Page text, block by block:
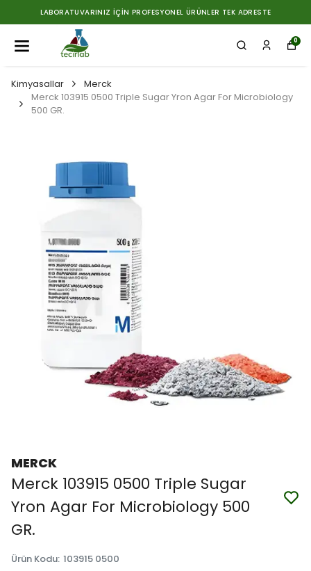
LABORATUVARINIZ İÇIN PROFESYONEL ÜRÜNLER TEK ADRESTE
0
Kimyasallar
Merck
Merck 103915 0500 Triple Sugar Yron Agar For Microbiology
500 GR.
MERCK
Merck 103915 0500 Triple Sugar
Yron Agar For Microbiology 500
GR.
Ürün Kodu: 103915 0500